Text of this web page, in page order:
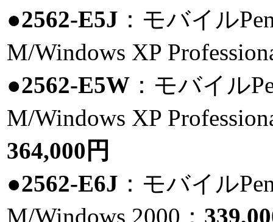
●2562-E5J ：モバイル
M/Windows XP
●2562-E5W ：モバイル
M/Windows XP
364,000円
●2562-E6J ：モバイル
M/Windows 2000：